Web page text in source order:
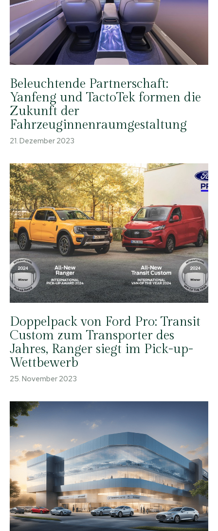
Beleuchtende Partnerschaft:
Yanfeng und TactoTek formen die
Zukunft der
Fahrzeuginnenraumgestaltung
21. Dezember 2023
Doppelpack von Ford Pro: Transit
Custom zum Transporter des
Jahres, Ranger siegt im Pick-up-
Wettbewerb
25. November 2023